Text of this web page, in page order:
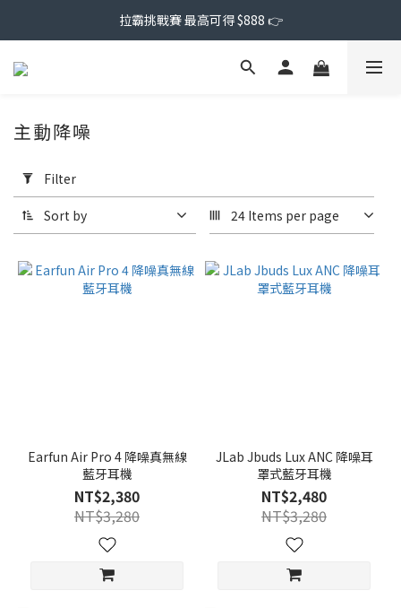
拉霸挑戰賽 最高可得 $888 👉
Filter
(0/20)
Range
主動降噪
Filter
Sort by 24 Items per page
Earfun Air Pro 4 降噪真無線
藍牙耳機
NT$2,380
NT$3,280
JLab Jbuds Lux ANC 降噪耳
罩式藍牙耳機
NT$2,480
NT$3,280